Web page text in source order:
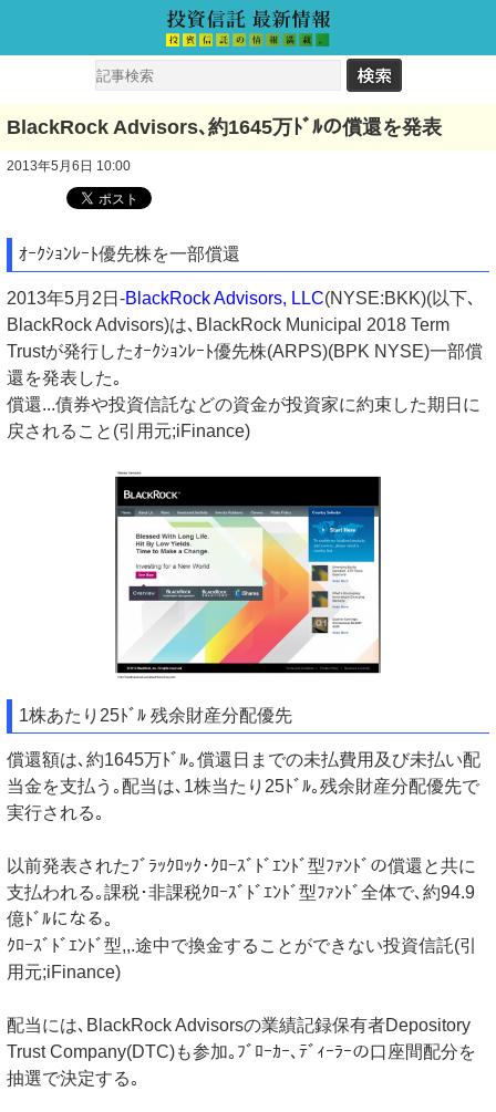
BlackRock Advisors､約1645万ﾄﾞﾙの償還を発表
2013年5月6日 10:00
ｵｰｸｼｮﾝﾚｰﾄ優先株を一部償還
2013年5月2日-BlackRock Advisors, LLC(NYSE:BKK)(以下､
BlackRock Advisors)は､BlackRock Municipal 2018 Term
Trustが発行したｵｰｸｼｮﾝﾚｰﾄ優先株(ARPS)(BPK NYSE)一部償
還を発表した｡
償還...債券や投資信託などの資金が投資家に約束した期日に
戻されること(引用元;iFinance)
1株あたり25ﾄﾞﾙ 残余財産分配優先
償還額は､約1645万ﾄﾞﾙ｡償還日までの未払費用及び未払い配
当金を支払う｡配当は､1株当たり25ﾄﾞﾙ｡残余財産分配優先で
実行される｡
以前発表されたﾌﾞﾗｯｸﾛｯｸ･ｸﾛｰｽﾞﾄﾞｴﾝﾄﾞ型ﾌｧﾝﾄﾞの償還と共に
支払われる｡課税･非課税ｸﾛｰｽﾞﾄﾞｴﾝﾄﾞ型ﾌｧﾝﾄﾞ全体で､約94.9
億ﾄﾞﾙになる｡
ｸﾛｰｽﾞﾄﾞｴﾝﾄﾞ型,,.途中で換金することができない投資信託(引
用元;iFinance)
配当には､BlackRock Advisorsの業績記録保有者Depository
Trust Company(DTC)も参加｡ﾌﾞﾛｰｶｰ､ﾃﾞｨｰﾗｰの口座間配分を
抽選で決定する｡